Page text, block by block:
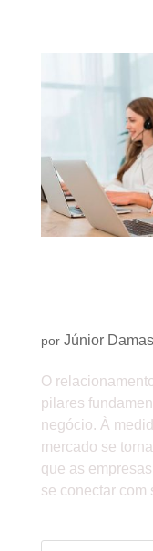
por Júnior
O
pilares
negócio. À
mercado se
que as
se conectar com